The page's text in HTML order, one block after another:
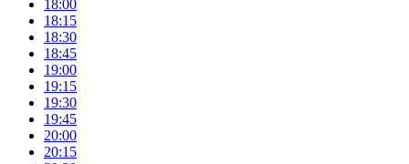
18:00
18:15
18:30
18:45
19:00
19:15
19:30
19:45
20:00
20:15